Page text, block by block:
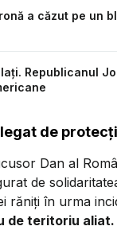
a căzut pe un
Republicanul
de
Dan al
de
răniți în urma
de teritoriu aliat.